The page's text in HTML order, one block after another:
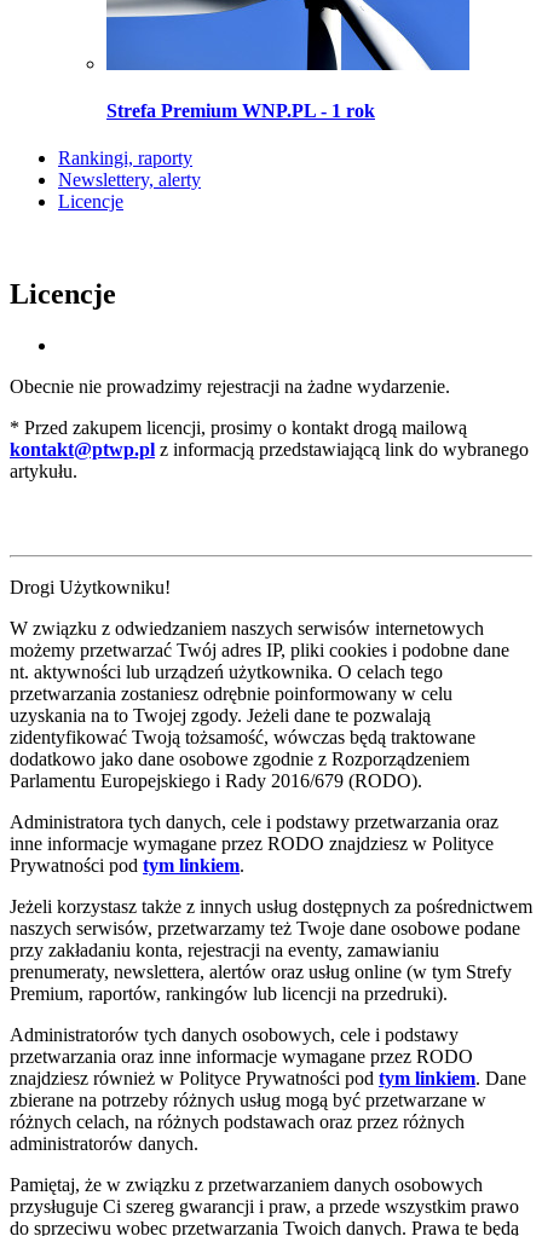
Strefa Premium WNP.PL - 1 rok
Rankingi, raporty
Newslettery, alerty
Licencje
Licencje
Obecnie nie prowadzimy rejestracji na żadne wydarzenie.
* Przed zakupem licencji, prosimy o kontakt drogą mailową
kontakt@ptwp.pl z informacją przedstawiającą link do wybranego
artykułu.
Drogi Użytkowniku!
W związku z odwiedzaniem naszych serwisów internetowych
możemy przetwarzać Twój adres IP, pliki cookies i podobne dane
nt. aktywności lub urządzeń użytkownika. O celach tego
przetwarzania zostaniesz odrębnie poinformowany w celu
uzyskania na to Twojej zgody. Jeżeli dane te pozwalają
zidentyfikować Twoją tożsamość, wówczas będą traktowane
dodatkowo jako dane osobowe zgodnie z Rozporządzeniem
Parlamentu Europejskiego i Rady 2016/679 (RODO).
Administratora tych danych, cele i podstawy przetwarzania oraz
inne informacje wymagane przez RODO znajdziesz w Polityce
Prywatności pod tym linkiem.
Jeżeli korzystasz także z innych usług dostępnych za pośrednictwem
naszych serwisów, przetwarzamy też Twoje dane osobowe podane
przy zakładaniu konta, rejestracji na eventy, zamawianiu
prenumeraty, newslettera, alertów oraz usług online (w tym Strefy
Premium, raportów, rankingów lub licencji na przedruki).
Administratorów tych danych osobowych, cele i podstawy
przetwarzania oraz inne informacje wymagane przez RODO
znajdziesz również w Polityce Prywatności pod tym linkiem. Dane
zbierane na potrzeby różnych usług mogą być przetwarzane w
różnych celach, na różnych podstawach oraz przez różnych
administratorów danych.
Pamiętaj, że w związku z przetwarzaniem danych osobowych
przysługuje Ci szereg gwarancji i praw, a przede wszystkim prawo
do sprzeciwu wobec przetwarzania Twoich danych. Prawa te będą